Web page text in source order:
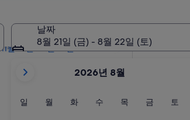
날짜
8월 21일 (금) - 8월 22일 (토)
August
2026년 8월
일 월 화화
수수
목목
금금
토
4개월 이내
11월 27일 - 11월 29일